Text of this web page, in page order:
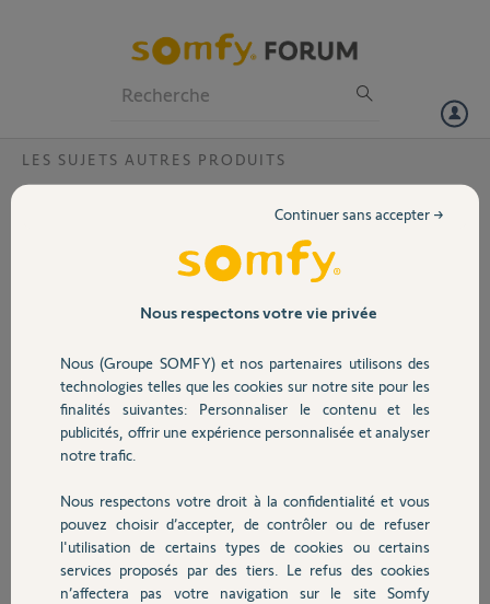
Volet
Sécurité
Domotique
Chauffage
Autres produits
LES SUJETS AUTRES PRODUITS
Système SOLIRIS IB+ L'appareil ne se met
j'ai un système SOLIRIS IB+. Il est installé depuis plus d'un an. Depuis
un certain temps l'appareil ne se met plus en veille et l'affichage reste
Merci,
Gilles D.
il y a presque 2 ans
Réponses
Nous respectons votre vie privée
Nous (Groupe SOMFY) et nos partenaires utilisons des
technologies telles que les cookies sur notre site pour les
finalités suivantes: Personnaliser le contenu et les
publicités, offrir une expérience personnalisée et analyser
notre trafic.
Nous respectons votre droit à la confidentialité et vous
pouvez choisir d’accepter, de contrôler ou de refuser
l'utilisation de certains types de cookies ou certains
services proposés par des tiers. Le refus des cookies
n’affectera pas votre navigation sur le site Somfy
Continuer sans accepter →